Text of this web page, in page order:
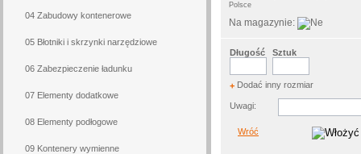
04 Zabudowy kontenerowe
05 Błotniki i skrzynki narzędziowe
06 Zabezpieczenie ładunku
07 Elementy dodatkowe
08 Elementy podłogowe
09 Kontenery wymienne
Polsce
Na magazynie:
Długość Sztuk
+ Dodać inny rozmiar
Uwagi:
Wróć